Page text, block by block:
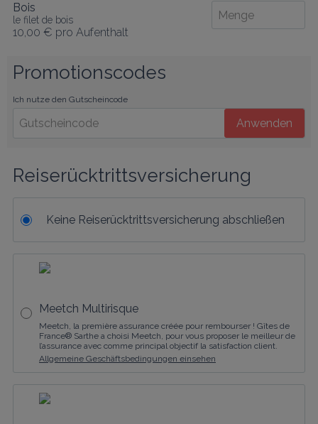
Bois
le filet de bois
10,00 € pro Aufenthalt
Promotionscodes
Ich nutze den Gutscheincode
Anwenden
Reiserücktrittsversicherung
Keine Reiserücktrittsversicherung abschließen
Meetch Multirisque
Meetch, la première assurance créée pour rembourser ! Gîtes de
France® Sarthe a choisi Meetch, pour vous proposer le meilleur de
l’assurance avec comme principal objectif la satisfaction client.
Allgemeine Geschäftsbedingungen einsehen